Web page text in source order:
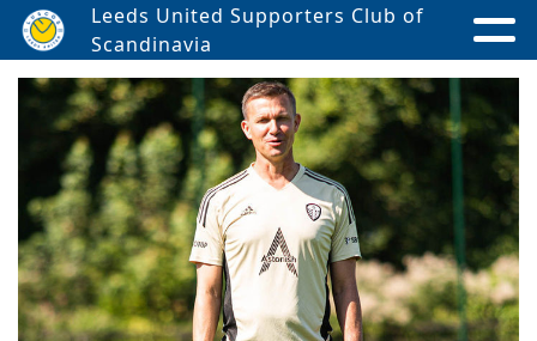
Leeds United Supporters Club of
Scandinavia